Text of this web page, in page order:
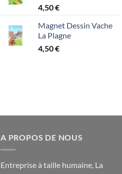
4,50€
Magnet Dessin Vache
La Plagne
4,50€
A PROPOS DE NOUS
Entreprise à taille humaine, La